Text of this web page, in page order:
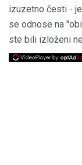
izuzetno česti -
se odnose na
ste bili izloženi